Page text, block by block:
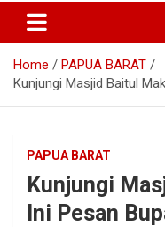
Home
PAPUA BARAT
Kunjungi Masjid Baitul
PAPUA BARAT
Kunjungi
Ini Pesan